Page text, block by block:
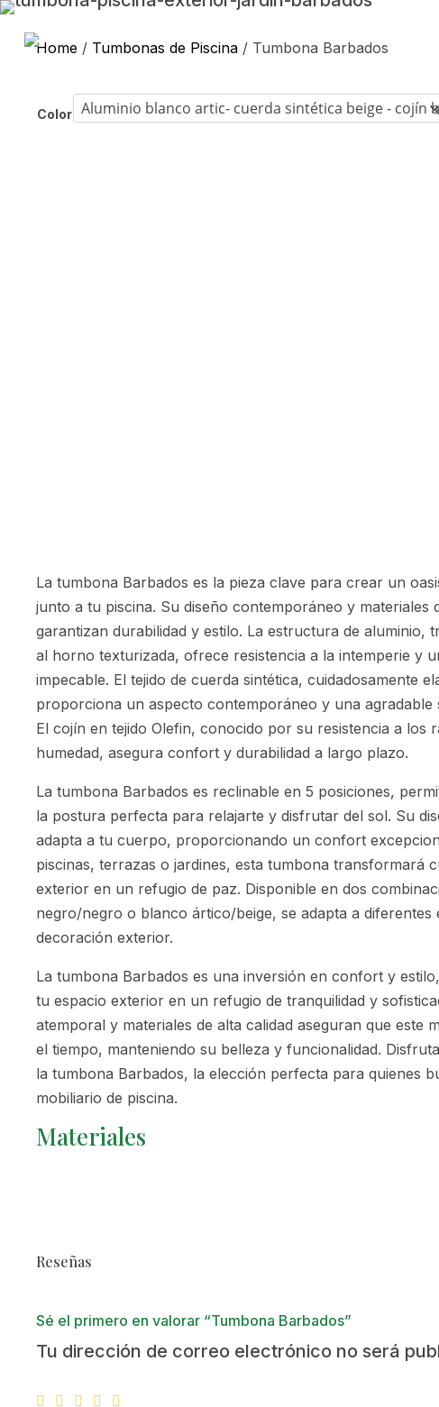
Home / Tumbonas de Piscina / Tumbona Barbados
Color
La tumbona Barbados es la pieza clave para crear un
junto a tu piscina. Su diseño contemporáneo y materiales
garantizan durabilidad y estilo. La estructura de aluminio,
al horno texturizada, ofrece resistencia a la intemperie y
impecable. El tejido de cuerda sintética, cuidadosamente
proporciona un aspecto contemporáneo y una agradable
El cojín en tejido Olefin, conocido por su resistencia a los
humedad, asegura confort y durabilidad a largo plazo.
La tumbona Barbados es reclinable en 5 posiciones,
la postura perfecta para relajarte y disfrutar del sol. Su
adapta a tu cuerpo, proporcionando un confort
piscinas, terrazas o jardines, esta tumbona transformará
exterior en un refugio de paz. Disponible en dos
negro/negro o blanco ártico/beige, se adapta a diferentes
decoración exterior.
La tumbona Barbados es una inversión en confort y
tu espacio exterior en un refugio de tranquilidad y
atemporal y materiales de alta calidad aseguran que este
el tiempo, manteniendo su belleza y funcionalidad.
la tumbona Barbados, la elección perfecta para quienes
mobiliario de piscina.
Materiales
Reseñas
Sé el primero en valorar “Tumbona Barbados”
Tu dirección de correo electrónico no será